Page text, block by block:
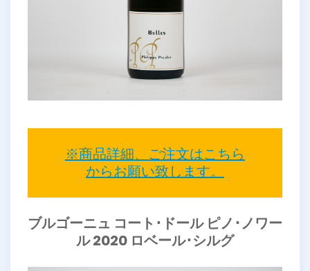
※商品詳細、ご注文はこちら
からお願い致します。
ブルゴーニュ コート･ドール ピノ･ノワー
ル 2020 ロベール･シルグ